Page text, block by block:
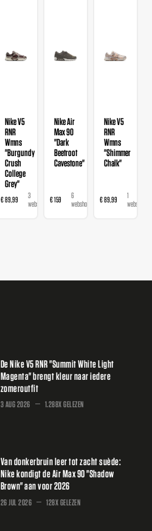
Nike V5
RNR
Wmns
"Burgundy
Crush
College
Grey"
€ 89,99
3
webshops
Nike Air
Max 90
"Dark
Beetroot
Cavestone"
€ 159
6
webshops
Nike V5
RNR
Wmns
"Shimmer
Chalk"
€ 89,99
1
webshop
De Nike V5 RNR "Summit White Light
Magenta" brengt kleur naar iedere
zomeroutfit
3 AUG 2026 1.288X GELEZEN
Van donkerbruin leer tot zacht suède:
Nike kondigt de Air Max 90 "Shadow
Brown" aan voor 2026
26 JUL 2026 128X GELEZEN